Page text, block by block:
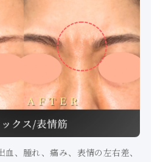
血、腫れ、痛み、表情の左右差、